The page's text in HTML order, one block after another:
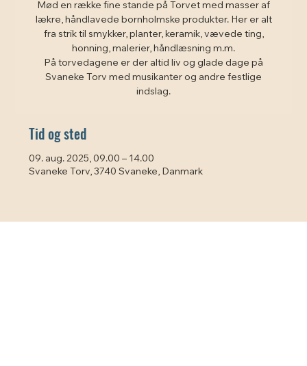
Mød en række fine stande på Torvet med masser af
lækre, håndlavede bornholmske produkter. Her er alt
fra strik til smykker, planter, keramik, vævede ting,
honning, malerier, håndlæsning m.m.
På torvedagene er der altid liv og glade dage på
Svaneke Torv med musikanter og andre festlige
indslag.
Tid og sted
09. aug. 2025, 09.00 – 14.00
Svaneke Torv, 3740 Svaneke, Danmark